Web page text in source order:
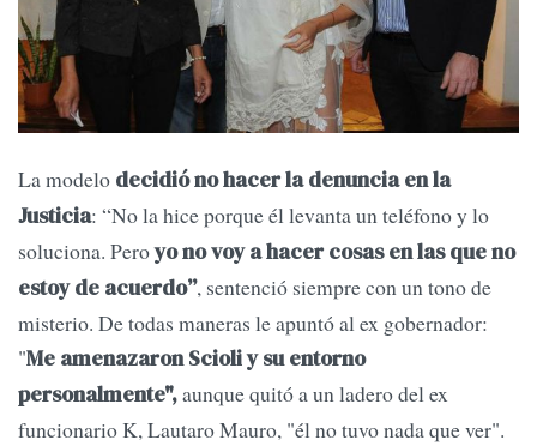
La modelo decidió no hacer la denuncia en la
Justicia: “No la hice porque él levanta un teléfono y lo
soluciona. Peroyo no voy a hacer cosas en las que no
estoy de acuerdo”, sentenció siempre con un tono de
misterio. De todas maneras le apuntó al ex gobernador:
"Me amenazaron Scioli y su entorno
personalmente",aunque quitó a un ladero del ex
funcionario K, Lautaro Mauro, "él no tuvo nada que ver".